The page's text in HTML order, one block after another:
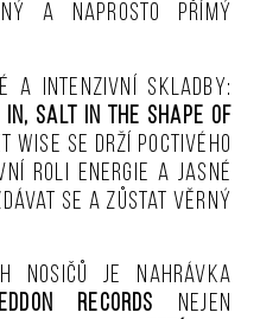
a naprosto přímý
a intenzivní skladby:
In, Salt In The Shape of
Wise se drží poctivého
roli energie a jasné
se a zůstat věrný
nosičů je nahrávka
records nejen